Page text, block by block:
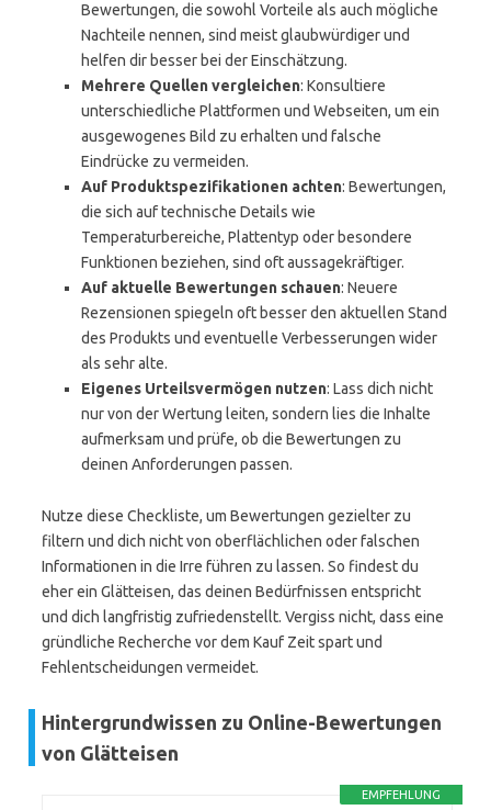
Bewertungen, die sowohl Vorteile als auch mögliche
Nachteile nennen, sind meist glaubwürdiger und
helfen dir besser bei der Einschätzung.
Mehrere Quellen vergleichen: Konsultiere
unterschiedliche Plattformen und Webseiten, um ein
ausgewogenes Bild zu erhalten und falsche
Eindrücke zu vermeiden.
Auf Produktspezifikationen achten: Bewertungen,
die sich auf technische Details wie
Temperaturbereiche, Plattentyp oder besondere
Funktionen beziehen, sind oft aussagekräftiger.
Auf aktuelle Bewertungen schauen: Neuere
Rezensionen spiegeln oft besser den aktuellen Stand
des Produkts und eventuelle Verbesserungen wider
als sehr alte.
Eigenes Urteilsvermögen nutzen: Lass dich nicht
nur von der Wertung leiten, sondern lies die Inhalte
aufmerksam und prüfe, ob die Bewertungen zu
deinen Anforderungen passen.
Nutze diese Checkliste, um Bewertungen gezielter zu
filtern und dich nicht von oberflächlichen oder falschen
Informationen in die Irre führen zu lassen. So findest du
eher ein Glätteisen, das deinen Bedürfnissen entspricht
und dich langfristig zufriedenstellt. Vergiss nicht, dass eine
gründliche Recherche vor dem Kauf Zeit spart und
Fehlentscheidungen vermeidet.
Hintergrundwissen zu Online-Bewertungen
von Glätteisen
EMPFEHLUNG